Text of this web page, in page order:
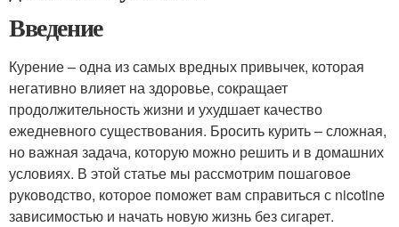
Введение
Курение – одна из самых вредных привычек, которая
негативно влияет на здоровье, сокращает
продолжительность жизни и ухудшает качество
ежедневного существования. Бросить курить – сложная,
но важная задача, которую можно решить и в домашних
условиях. В этой статье мы рассмотрим пошаговое
руководство, которое поможет вам справиться с nicotine
зависимостью и начать новую жизнь без сигарет.